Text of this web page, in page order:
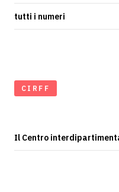
tutti i numeri
CIRFF
Il Centro